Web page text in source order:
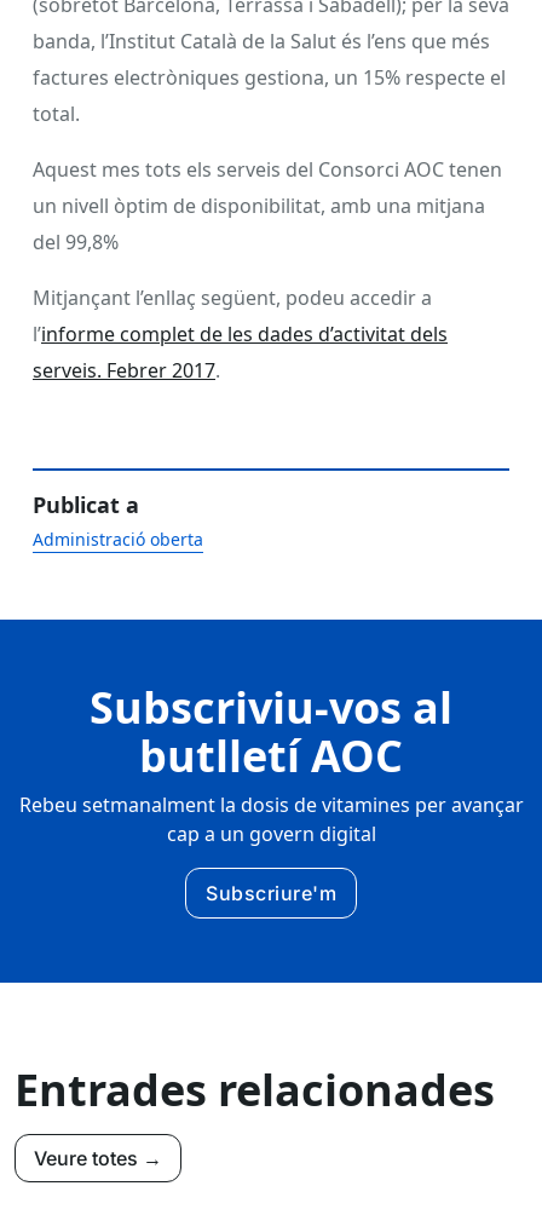
banda, l’Institut Català de la Salut és l’ens que més
factures electròniques gestiona, un 15% respecte el
total.
Aquest mes tots els serveis del Consorci AOC tenen
un nivell òptim de disponibilitat, amb una mitjana
del 99,8%
Mitjançant l’enllaç següent, podeu accedir a
l’informe complet de les dades d’activitat dels
serveis. Febrer 2017.
Publicat a
Administració oberta
Subscriviu-vos al
butlletí AOC
Rebeu setmanalment la dosis de vitamines per avançar
cap a un govern digital
Subscriure'm
Entrades relacionades
Veure totes →